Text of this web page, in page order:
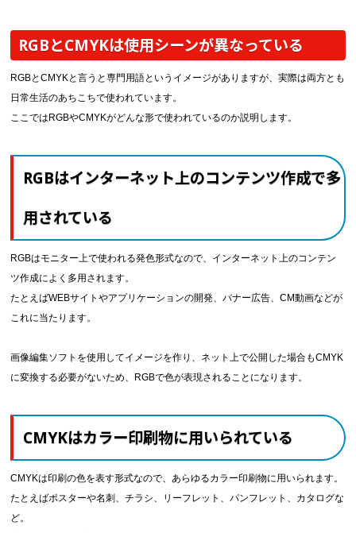
RGBとCMYKは使用シーンが異なっている
RGBとCMYKと言うと専門用語というイメージがありますが、実際は両方とも
日常生活のあちこちで使われています。
ここではRGBやCMYKがどんな形で使われているのか説明します。
RGBはインターネット上のコンテンツ作成で多
用されている
RGBはモニター上で使われる発色形式なので、インターネット上のコンテン
ツ作成によく多用されます。
たとえばWEBサイトやアプリケーションの開発、バナー広告、CM動画などが
これに当たります。
画像編集ソフトを使用してイメージを作り、ネット上で公開した場合もCMYK
に変換する必要がないため、RGBで色が表現されることになります。
CMYKはカラー印刷物に用いられている
CMYKは印刷の色を表す形式なので、あらゆるカラー印刷物に用いられます。
たとえばポスターや名刺、チラシ、リーフレット、パンフレット、カタログな
ど。